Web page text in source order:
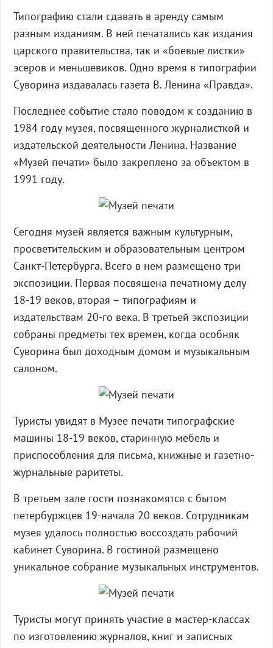
Типографию стали сдавать в аренду самым
разным изданиям. В ней печатались как издания
царского правительства, так и «боевые листки»
эсеров и меньшевиков. Одно время в типографии
Суворина издавалась газета В. Ленина «Правда».
Последнее событие стало поводом к созданию в
1984 году музея, посвященного журналисткой и
издательской деятельности Ленина. Название
«Музей печати» было закреплено за объектом в
1991 году.
Сегодня музей является важным культурным,
просветительским и образовательным центром
Санкт-Петербурга. Всего в нем размещено три
экспозиции. Первая посвящена печатному делу
18-19 веков, вторая – типографиям и
издательствам 20-го века. В третьей экспозиции
собраны предметы тех времен, когда особняк
Суворина был доходным домом и музыкальным
салоном.
Туристы увидят в Музее печати типографские
машины 18-19 веков, старинную мебель и
приспособления для письма, книжные и газетно-
журнальные раритеты.
В третьем зале гости познакомятся с бытом
петербуржцев 19-начала 20 веков. Сотрудникам
музея удалось полностью воссоздать рабочий
кабинет Суворина. В гостиной размещено
уникальное собрание музыкальных инструментов.
Туристы могут принять участие в мастер-классах
по изготовлению журналов, книг и записных